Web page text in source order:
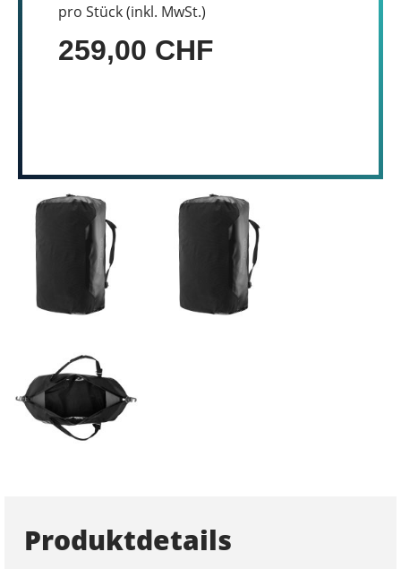
pro Stück (inkl. MwSt.)
259,00 CHF
Produktdetails